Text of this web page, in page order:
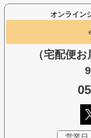
オンライン
（宅配便